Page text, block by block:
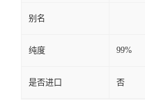
别名
纯度 99%
是否进口 否